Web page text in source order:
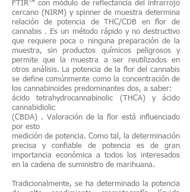
FTIR™ con módulo de reflectancia del infrarrojo
cercano (NIRM) y spinner de muestra determina
relación de potencia de THC/CDB en flor de
cannabis . Es un método rápido y no destructivo
que requiere poca o ninguna preparación de la
muestra, sin productos químicos peligrosos y
permite que la muestra a ser reutilizados en
otros análisis. La potencia de la flor del cannabis
se define comúnmente como la concentración de
los cannabinoides predominantes dos, a saber:
ácido tetrahydrocannabinolic (THCA) y ácido
cannabidiolic
(CBDA) . Valoración de la flor está influenciado
por esto
medición de potencia. Como tal, la determinación
precisa y confiable de potencia es de gran
importancia económica a todos los interesados
en la cadena de suministro de marihuana.
Tradicionalmente, se ha determinado la potencia